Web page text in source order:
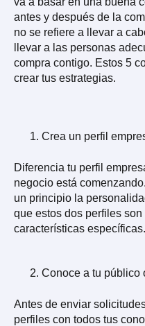
antes y después de la
no se refiere a llevar a
llevar a las personas
compra contigo. Estos 5
crear tus estrategias.
Crea un perfil
Diferencia tu perfil
negocio está
un principio la
que estos dos perfiles
características específicas.
Conoce a tu público
Antes de enviar
perfiles con todos tus